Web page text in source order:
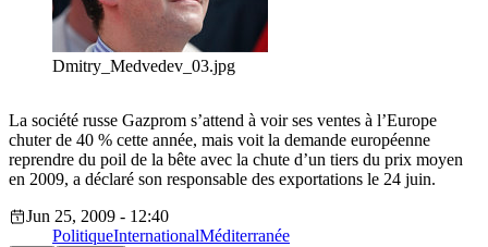
Dmitry_Medvedev_03.jpg
La société russe Gazprom s’attend à voir ses ventes à l’Europe
chuter de 40 % cette année, mais voit la demande européenne
reprendre du poil de la bête avec la chute d’un tiers du prix moyen
en 2009, a déclaré son responsable des exportations le 24 juin.
Jun 25, 2009 - 12:40
PolitiqueInternationalMéditerranée